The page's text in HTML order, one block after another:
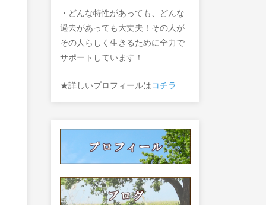
・どんな特性があっても、どんな
過去があっても大丈夫！その人が
その人らしく生きるために全力で
サポートしています！
★詳しいプロフィールはコチラ